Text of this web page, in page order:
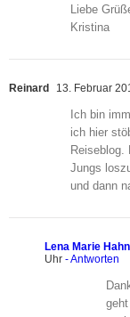
Liebe
Kristina
Reinard 13. Februar
Ich bin
ich hier
Jungs
und dann
Lena Marie Hahn
Uhr - Antworten